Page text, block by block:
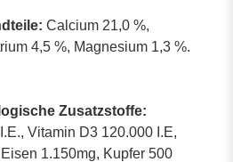
Calcium 21,0 %,
4,5 %, Magnesium 1,3 %.
Zusatzstoffe:
Vitamin D3 120.000 I.E,
1.150mg, Kupfer 500